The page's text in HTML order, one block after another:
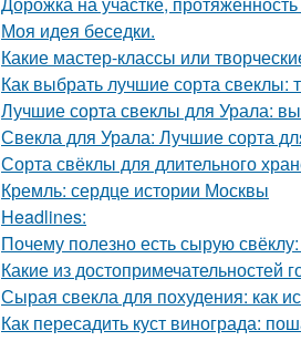
Моя идея беседки.
Какие мастер-классы или
Как выбрать лучшие сорта свеклы:
Лучшие сорта свеклы для Урала:
Свекла для Урала: Лучшие сорта
Сорта свёклы для длительного
Кремль: сердце истории Москвы
Headlines:
Почему полезно есть сырую
Какие из достопримечательностей
Сырая свекла для похудения: как
Как пересадить куст винограда: